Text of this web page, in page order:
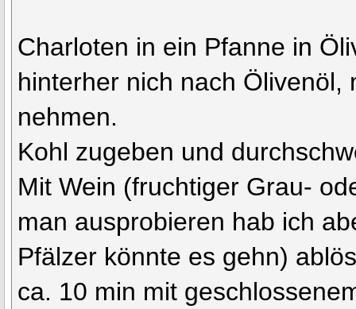
Charloten in ein Pfanne in
hinterher nich nach
nehmen.
Kohl zugeben und
Mit Wein (fruchtiger Grau-
man ausprobieren hab ich
Pfälzer könnte es gehn)
ca. 10 min mit